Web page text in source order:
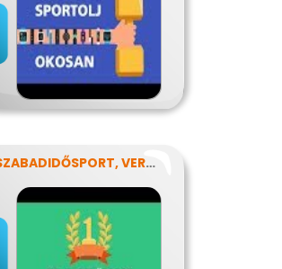
SZABADIDŐSPORT, VERSENYSPORT